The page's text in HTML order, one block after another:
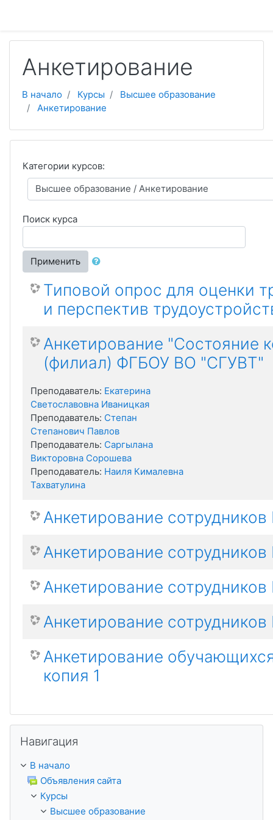
Анкетирование
В начало Курсы
Высшее образование
Анкетирование
Категории курсов:
Поиск курса
Применить
Типовой опрос для оценки
и перспектив
Анкетирование "Состояние
(филиал) ФГБОУ ВО "СГУВТ"
Преподаватель: Екатерина
Светославовна Иваницкая
Преподаватель: Степан
Степанович Павлов
Преподаватель: Саргылана
Викторовна Сорошева
Преподаватель: Наиля Кималевна
Тахватулина
Анкетирование
Анкетирование
Анкетирование
Анкетирование
Анкетирование
копия 1
Навигация
В начало
Объявления сайта
Курсы
Высшее образование